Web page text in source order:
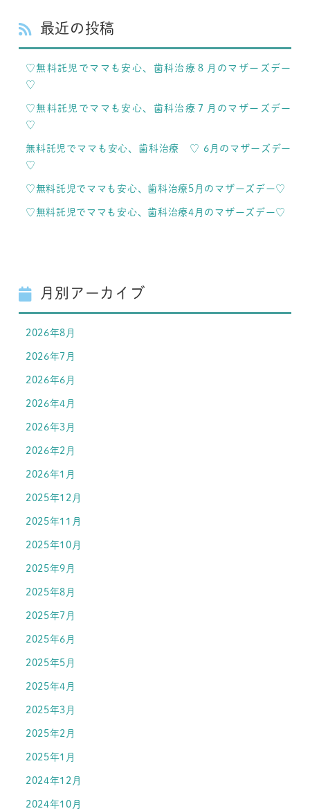
最近の投稿
♡無料託児でママも安心、歯科治療８月のマザーズデー
♡
♡無料託児でママも安心、歯科治療７月のマザーズデー
♡
無料託児でママも安心、歯科治療 ♡ 6月のマザーズデー
♡
♡無料託児でママも安心、歯科治療5月のマザーズデー♡
♡無料託児でママも安心、歯科治療4月のマザーズデー♡
月別アーカイブ
2026年8月
2026年7月
2026年6月
2026年4月
2026年3月
2026年2月
2026年1月
2025年12月
2025年11月
2025年10月
2025年9月
2025年8月
2025年7月
2025年6月
2025年5月
2025年4月
2025年3月
2025年2月
2025年1月
2024年12月
2024年10月